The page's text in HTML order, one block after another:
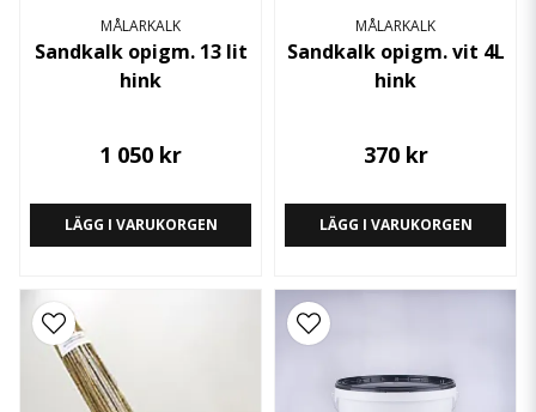
MÅLARKALK
Sandkalk opigm. 13 lit
hink
1 050 kr
LÄGG I VARUKORGEN
MÅLARKALK
Sandkalk opigm. vit 4L
hink
370 kr
LÄGG I VARUKORGEN